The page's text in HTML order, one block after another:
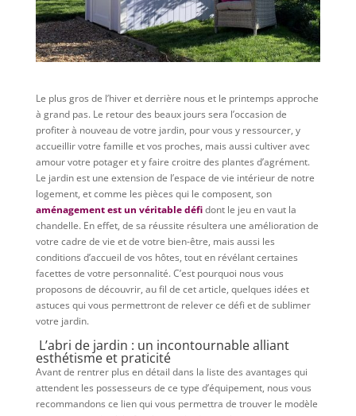
Le plus gros de l’hiver et derrière nous et le printemps approche
à grand pas. Le retour des beaux jours sera l’occasion de
profiter à nouveau de votre jardin, pour vous y ressourcer, y
accueillir votre famille et vos proches, mais aussi cultiver avec
amour votre potager et y faire croitre des plantes d’agrément.
Le jardin est une extension de l’espace de vie intérieur de notre
logement, et comme les pièces qui le composent, son
aménagement est un véritable défidont le jeu en vaut la
chandelle. En effet, de sa réussite résultera une amélioration de
votre cadre de vie et de votre bien-être, mais aussi les
conditions d’accueil de vos hôtes, tout en révélant certaines
facettes de votre personnalité. C’est pourquoi nous vous
proposons de découvrir, au fil de cet article, quelques idées et
astuces qui vous permettront de relever ce défi et de sublimer
votre jardin.
L’abri de jardin : un incontournable alliant
esthétisme et praticité
Avant de rentrer plus en détail dans la liste des avantages qui
attendent les possesseurs de ce type d’équipement, nous vous
recommandons ce lien qui vous permettra de trouver le modèle